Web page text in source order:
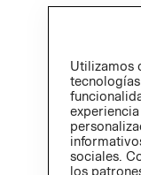
Utilizamos
sociales.
los